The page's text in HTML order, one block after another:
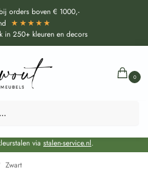
orders boven € 1000,-
★★★★★
in 250+ kleuren en decors
0
alle collecties momenteel een EXTRA
bovenop de reguliere levertijd.
via stalen-service.nl.
Zwart